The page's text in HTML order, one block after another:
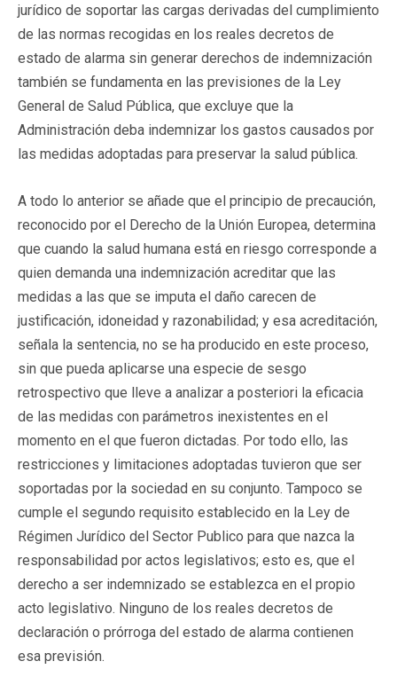
jurídico de soportar las cargas derivadas del cumplimiento
de las normas recogidas en los reales decretos de
estado de alarma sin generar derechos de indemnización
también se fundamenta en las previsiones de la Ley
General de Salud Pública, que excluye que la
Administración deba indemnizar los gastos causados por
las medidas adoptadas para preservar la salud pública.
A todo lo anterior se añade que el principio de precaución,
reconocido por el Derecho de la Unión Europea, determina
que cuando la salud humana está en riesgo corresponde a
quien demanda una indemnización acreditar que las
medidas a las que se imputa el daño carecen de
justificación, idoneidad y razonabilidad; y esa acreditación,
señala la sentencia, no se ha producido en este proceso,
sin que pueda aplicarse una especie de sesgo
retrospectivo que lleve a analizar a posteriori la eficacia
de las medidas con parámetros inexistentes en el
momento en el que fueron dictadas. Por todo ello, las
restricciones y limitaciones adoptadas tuvieron que ser
soportadas por la sociedad en su conjunto. Tampoco se
cumple el segundo requisito establecido en la Ley de
Régimen Jurídico del Sector Publico para que nazca la
responsabilidad por actos legislativos; esto es, que el
derecho a ser indemnizado se establezca en el propio
acto legislativo. Ninguno de los reales decretos de
declaración o prórroga del estado de alarma contienen
esa previsión.